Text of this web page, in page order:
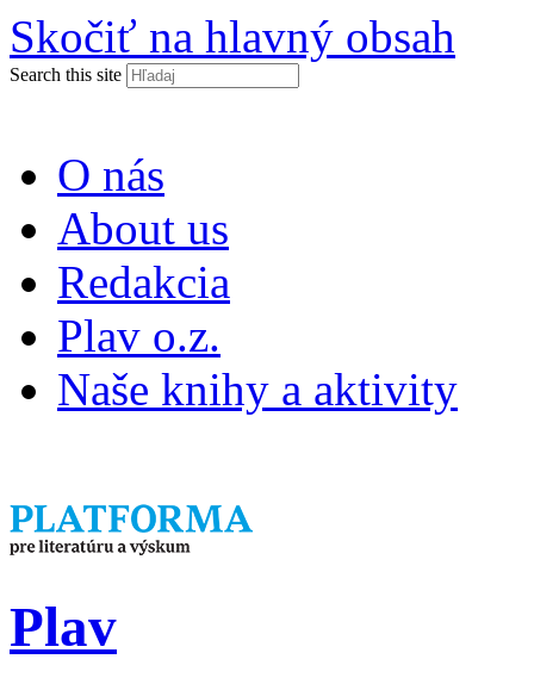
Skočiť na hlavný obsah
Search this site
O nás
About us
Redakcia
Plav o.z.
Naše knihy a aktivity
Plav